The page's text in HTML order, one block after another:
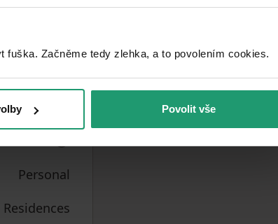
Začněme tedy zlehka, a to povolením cookies.​
Povolit vše
Very good
Personal
Residences